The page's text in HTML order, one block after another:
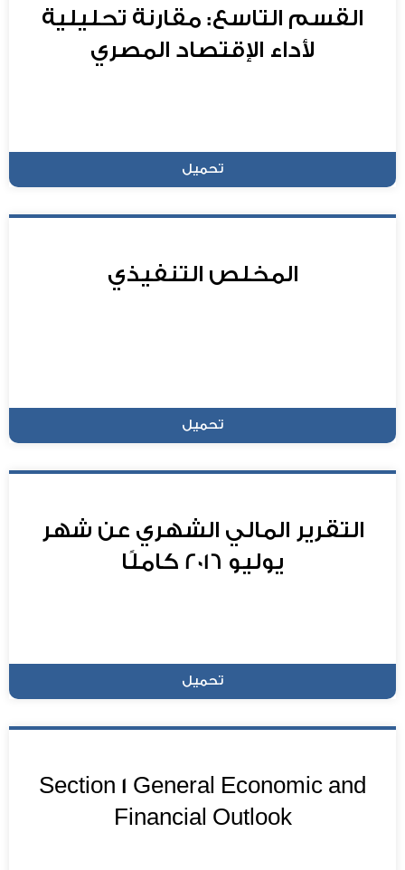
القسم التاسع: مقارنة تحليلية
لأداء الإقتصاد المصري
تحميل
المخلص التنفيذي
تحميل
التقرير المالي الشهري عن شهر
يوليو 2016 كاملًا
تحميل
Section 1 General Economic and
Financial Outlook